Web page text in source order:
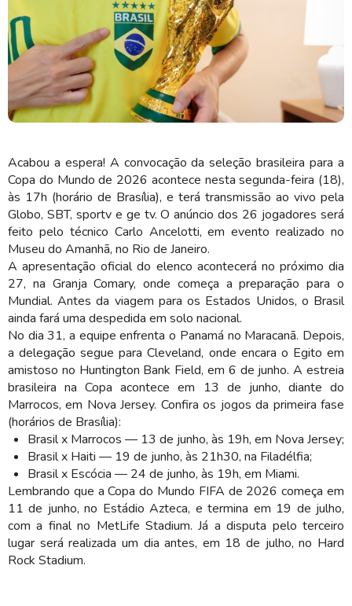
Acabou a espera! A convocação da seleção brasileira para a
Copa do Mundo de 2026 acontece nesta segunda-feira (18),
às 17h (horário de Brasília), e terá transmissão ao vivo pela
Globo, SBT, sportv e ge tv. O anúncio dos 26 jogadores será
feito pelo técnico Carlo Ancelotti, em evento realizado no
Museu do Amanhã, no Rio de Janeiro.
A apresentação oficial do elenco acontecerá no próximo dia
27, na Granja Comary, onde começa a preparação para o
Mundial. Antes da viagem para os Estados Unidos, o Brasil
ainda fará uma despedida em solo nacional.
No dia 31, a equipe enfrenta o Panamá no Maracanã. Depois,
a delegação segue para Cleveland, onde encara o Egito em
amistoso no Huntington Bank Field, em 6 de junho. A estreia
brasileira na Copa acontece em 13 de junho, diante do
Marrocos, em Nova Jersey. Confira os jogos da primeira fase
(horários de Brasília):
Brasil x Marrocos — 13 de junho, às 19h, em Nova Jersey;
Brasil x Haiti — 19 de junho, às 21h30, na Filadélfia;
Brasil x Escócia — 24 de junho, às 19h, em Miami.
Lembrando que a Copa do Mundo FIFA de 2026 começa em
11 de junho, no Estádio Azteca, e termina em 19 de julho,
com a final no MetLife Stadium. Já a disputa pelo terceiro
lugar será realizada um dia antes, em 18 de julho, no Hard
Rock Stadium.